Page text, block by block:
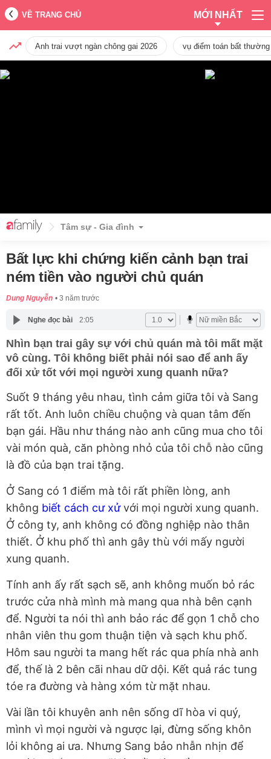
VỀ TRANG CHỦ MỚI NHẤT
Anh trai vượt ngàn chông gai 2026 vụ điểm toán bất
Tâm sự - Gia đình
Bất lực khi chứng kiến cảnh bạn trai
ném tiền vào người chủ quán
Dung Nguyễn 3 năm trước
Nghe đọc bài 2:05
Nhìn bạn trai gây sự với chủ quán mà tôi mất mặt
vô cùng. Tôi không biết phải nói sao để anh ấy
đối xử tốt với mọi người xung quanh nữa?
Suốt 9 tháng yêu nhau, tình cảm giữa tôi và Sang
rất tốt. Anh luôn chiều chuộng và quan tâm đến
bạn gái. Hầu như tháng nào anh cũng mua cho tôi
vài món quà, căn phòng nhỏ của tôi chỗ nào cũng
là đồ của bạn trai tặng.
Ở Sang có 1 điểm mà tôi rất phiền lòng, anh
không biết cách cư xửvới mọi người xung quanh.
Ở công ty, anh không có đồng nghiệp nào thân
thiết. Ở khu phố thì anh gây thù với mấy người
xung quanh.
Tính anh ấy rất sạch sẽ, anh không muốn bỏ rác
trước cửa nhà mình mà mang qua nhà bên cạnh
để. Người ta nói thì anh bảo rác để gọn 1 chỗ cho
nhân viên thu gom thuận tiện và sạch khu phố.
Hôm sau người ta mang hết rác qua phía nhà anh
để, thế là 2 bên cãi nhau dữ dội. Kết quả rác tung
tóe ra đường và hàng xóm từ mặt nhau.
Vài lần tôi khuyên anh nên sống dĩ hòa vi quý,
mình vì mọi người và ngược lại, đừng sống khôn
lỏi không ai ưa. Nhưng Sang bảo nhẫn nhịn để